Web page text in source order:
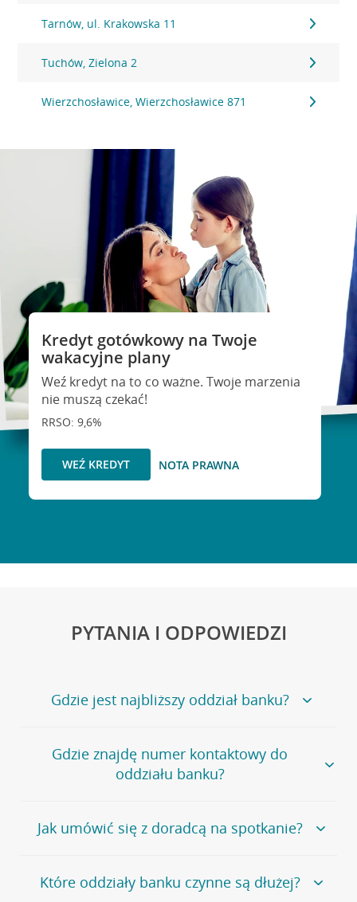
Tarnów, ul. Krakowska 11
Tuchów, Zielona 2
Wierzchosławice, Wierzchosławice 871
Kredyt gotówkowy na Twoje
wakacyjne plany
Weź kredyt na to co ważne. Twoje marzenia
nie muszą czekać!
RRSO: 9,6%
WEŹ KREDYT NOTA PRAWNA
PYTANIA I ODPOWIEDZI
Gdzie jest najbliższy oddział banku?
Jeśli szukasz oddziału naszego banku, zapraszamy na
stronęPlacówki i bankomaty, na której znajduje się
wygodna wyszukiwarka.
oddziałów
Gdzie znajdę numer kontaktowy do
oddziału banku?
Bank Credit Agricole nie udostępnia ogólnego numeru
telefonu do placówki bankowej.
umówienia się z doradcą w placówce bankowej .
Jak umówić się z doradcą na spotkanie?
Jeśli jesteś już naszym
klientemmożeszsamodzielnieumówić się na spotkanie z
Które oddziały banku czynne są dłużej?